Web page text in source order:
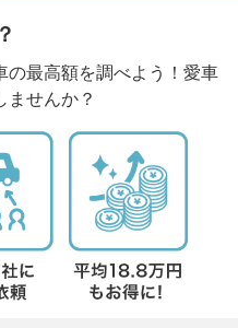
の最高額を調べよう！愛車
ませんか？